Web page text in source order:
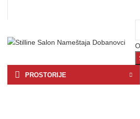
PROSTORIJE